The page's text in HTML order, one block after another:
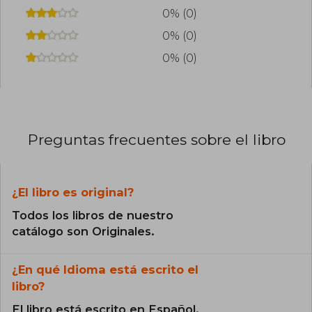
0% (0)
0% (0)
0% (0)
Preguntas frecuentes sobre el libro
¿El libro es original?
Todos los libros de nuestro
catálogo son Originales.
¿En qué Idioma está escrito el
libro?